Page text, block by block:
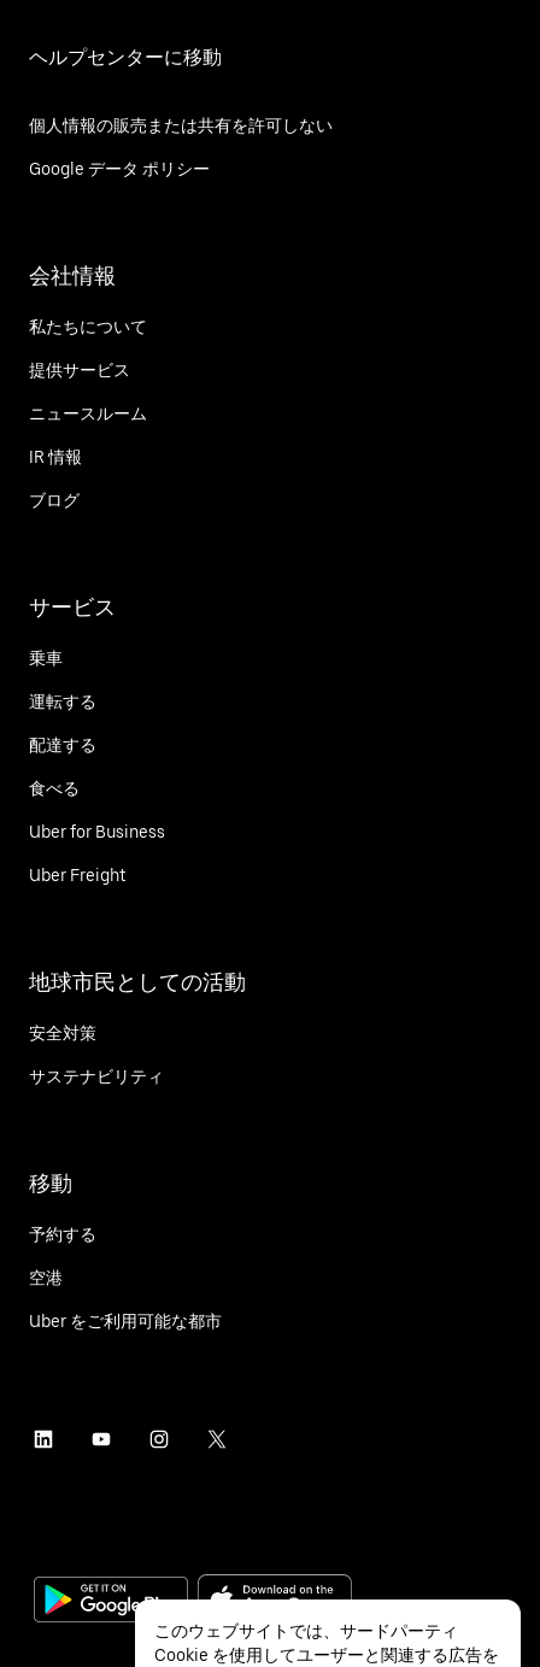
ヘルプセンターに移動
個人情報の販売または共有を許可しない
Google データ ポリシー
会社情報
私たちについて
提供サービス
ニュースルーム
IR 情報
ブログ
サービス
乗車
運転する
配達する
食べる
Uber for Business
Uber Freight
地球市民としての活動
安全対策
サステナビリティ
移動
予約する
空港
Uber をご利用可能な都市
このウェブサイトでは、サードパーティ
Cookie を使用してユーザーと関連する広告を